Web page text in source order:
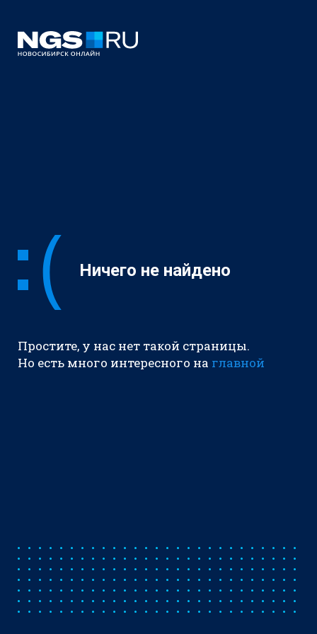
Ничего не найдено
Простите, у нас нет такой страницы.
Но есть много интересного на главной